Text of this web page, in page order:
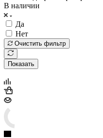
В наличии
Да
Нет
Очистить фильтр
Показать